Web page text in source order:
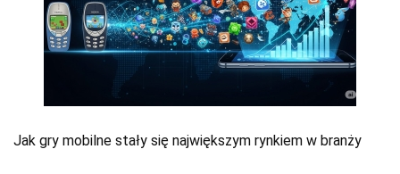
Jak gry mobilne stały się największym rynkiem w branży